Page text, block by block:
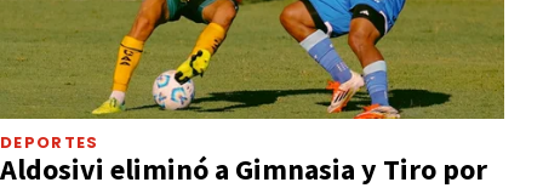
DEPORTES
Aldosivi eliminó a Gimnasia y Tiro por